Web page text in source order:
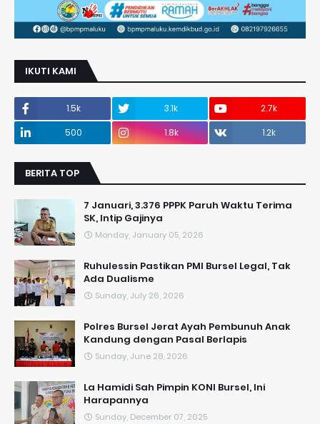
IKUTI KAMI
1.5k 3.1k
2.7k
500
1.8k 1.2k
BERITA TOP
7 Januari, 3.376 PPPK Paruh Waktu Terima
SK, Intip Gajinya
Monday, January 05, 2026
​Ruhulessin Pastikan PMI Bursel Legal, Tak
Ada Dualisme
Sunday, July 26, 2026
Polres Bursel Jerat Ayah Pembunuh Anak
Kandung dengan Pasal Berlapis
Sunday, June 28, 2026
La Hamidi Sah Pimpin KONI Bursel, Ini
Harapannya
Sunday, December 07, 2025